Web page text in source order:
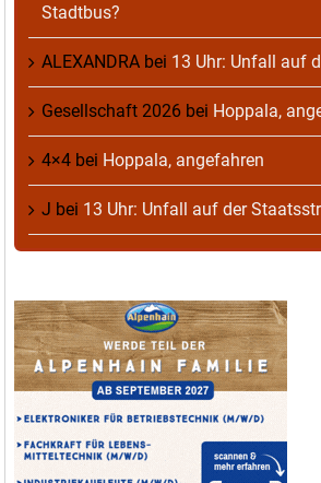
Stadtbus?
ALEXANDRA bei 13 Uhr: Unfall auf
Gesellschaft 2026 bei Hoppala,
4×4 bei Hoppala, angefahren
J bei 13 Uhr: Unfall auf der